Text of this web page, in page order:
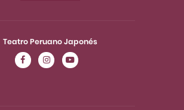
Teatro Peruano Japonés